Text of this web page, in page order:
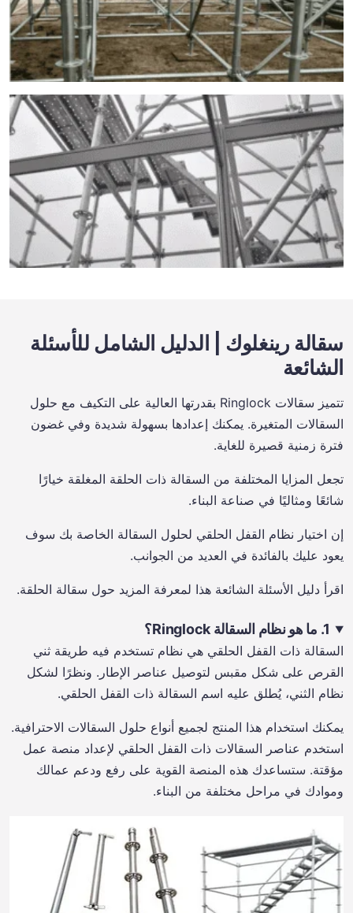
سقالة رينغلوك | الدليل الشامل للأسئلة
الشائعة
تتميز سقالات Ringlock بقدرتها العالية على التكيف مع حلول
السقالات المتغيرة. يمكنك إعدادها بسهولة شديدة وفي غضون
فترة زمنية قصيرة للغاية.
تجعل المزايا المختلفة من السقالة ذات الحلقة المغلقة خيارًا
شائعًا ومثاليًا في صناعة البناء.
إن اختيار نظام القفل الحلقي لحلول السقالة الخاصة بك سوف
يعود عليك بالفائدة في العديد من الجوانب.
اقرأ دليل الأسئلة الشائعة هذا لمعرفة المزيد حول سقالة الحلقة.
1. ما هو نظام السقالة Ringlock؟
السقالة ذات القفل الحلقي هي نظام تستخدم فيه طريقة ثني
القرص على شكل مقبس لتوصيل عناصر الإطار. ونظرًا لشكل
نظام الثني، يُطلق عليه اسم السقالة ذات القفل الحلقي.
يمكنك استخدام هذا المنتج لجميع أنواع حلول السقالات الاحترافية.
استخدم عناصر السقالات ذات القفل الحلقي لإعداد منصة عمل
مؤقتة. ستساعدك هذه المنصة القوية على رفع ودعم عمالك
وموادك في مراحل مختلفة من البناء.